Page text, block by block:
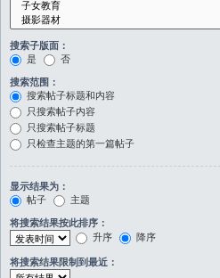
搜索子版面：
是
否
搜索范围：
搜索帖子标题和内容
只搜索帖子内容
只搜索帖子标题
只检查主题的第一篇帖子
显示结果为：
帖子
主题
将搜索结果按此排序：
升序
降序
将搜索结果限制到最近：